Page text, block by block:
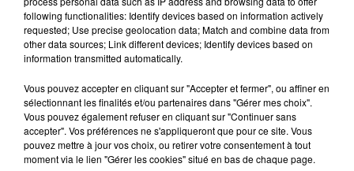
de sa politique d’amélioration
continue de la qualité d’accueil de
ses usagers, le CHU Dijon
modernisation qui vont
durablement impacter la
physionomie du campus hospitalo-
universitaire du Bocage.
following functionalities: Identify devices based on information actively
requested; Use precise geolocation data; Match and combine data from
other data sources; Link different devices; Identify devices based on
information transmitted automatically.
Vous pouvez accepter en cliquant sur "Accepter et fermer", ou affiner en
sélectionnant les finalités et/ou partenaires dans "Gérer mes choix".
Vous pouvez également refuser en cliquant sur "Continuer sans
accepter". Vos préférences ne s'appliqueront que pour ce site. Vous
pouvez mettre à jour vos choix, ou retirer votre consentement à tout
moment via le lien "Gérer les cookies" situé en bas de chaque page.